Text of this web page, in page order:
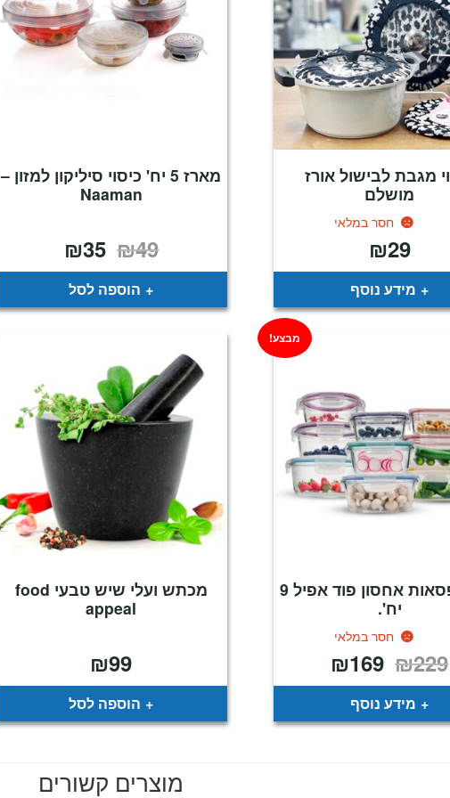
מגבת לבישול אורז
מושלם
חסר במלאי
₪29
מידע נוסף
מארז 5 יח' כיסוי סיליקון למזון –
Naaman
₪49 המחיר
המקורי
היה:
₪35
הוא:
הוספה לסל
סט קופסאות אחסון פוד אפיל 9
יח'.
חסר במלאי
מבצע!
₪229 המחיר
המקורי
היה:
₪169
הוא:
מידע נוסף
מכתש ועלי שיש טבעי food
appeal
₪99
הוספה לסל
מוצרים קשורים